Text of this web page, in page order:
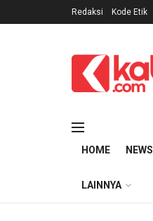
Redaksi Kode Etik
HOME NEWS
LAINNYA